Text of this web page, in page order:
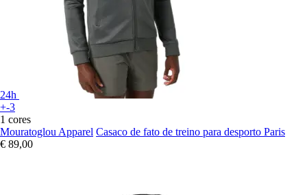
24h
+-3
1 cores
Mouratoglou Apparel Casaco de fato de treino para desporto Paris
€ 89,00